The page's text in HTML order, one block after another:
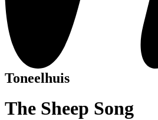
Toneelhuis
The Sheep Song